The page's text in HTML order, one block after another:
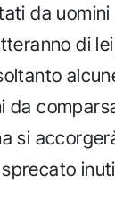
da
di
da
si